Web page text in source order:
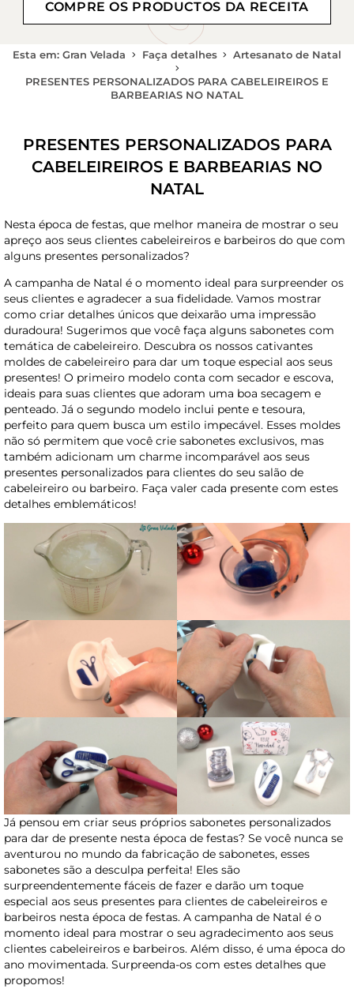
COMPRE OS PRODUCTOS DA RECEITA
Esta em: Gran Velada Faça detalhes Artesanato de Natal
PRESENTES PERSONALIZADOS PARA CABELEIREIROS E
BARBEARIAS NO NATAL
PRESENTES PERSONALIZADOS PARA
CABELEIREIROS E BARBEARIAS NO
NATAL
Nesta época de festas, que melhor maneira de mostrar o seu
apreço aos seus clientes cabeleireiros e barbeiros do que com
alguns presentes personalizados?
A campanha de Natal é o momento ideal para surpreender os
seus clientes e agradecer a sua fidelidade. Vamos mostrar
como criar detalhes únicos que deixarão uma impressão
duradoura! Sugerimos que você faça alguns sabonetes com
temática de cabeleireiro. Descubra os nossos cativantes
moldes de cabeleireiro para dar um toque especial aos seus
presentes! O primeiro modelo conta com secador e escova,
ideais para suas clientes que adoram uma boa secagem e
penteado. Já o segundo modelo inclui pente e tesoura,
perfeito para quem busca um estilo impecável. Esses moldes
não só permitem que você crie sabonetes exclusivos, mas
também adicionam um charme incomparável aos seus
presentes personalizados para clientes do seu salão de
cabeleireiro ou barbeiro. Faça valer cada presente com estes
detalhes emblemáticos!
Já pensou em criar seus próprios sabonetes personalizados
para dar de presente nesta época de festas? Se você nunca se
aventurou no mundo da fabricação de sabonetes, esses
sabonetes são a desculpa perfeita! Eles são
surpreendentemente fáceis de fazer e darão um toque
especial aos seus presentes para clientes de cabeleireiros e
barbeiros nesta época de festas. A campanha de Natal é o
momento ideal para mostrar o seu agradecimento aos seus
clientes cabeleireiros e barbeiros. Além disso, é uma época do
ano movimentada. Surpreenda-os com estes detalhes que
propomos!